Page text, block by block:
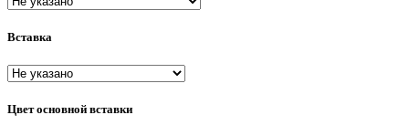
39
40
40-43
40-45
Вставка
Цвет основной вставки